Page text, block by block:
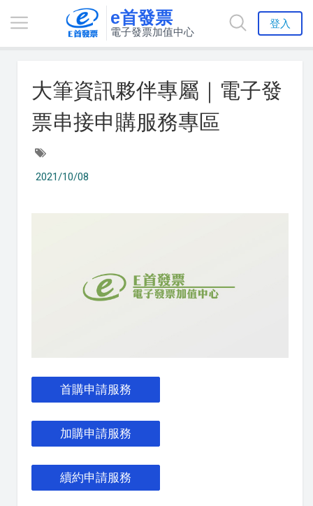
e首發票
電子發票加值中心
登入
大筆資訊夥伴專屬｜電子發
票串接申購服務專區
2021/10/08
首購申請服務
加購申請服務
續約申請服務